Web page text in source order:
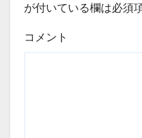
が付いている欄は必須
コメント